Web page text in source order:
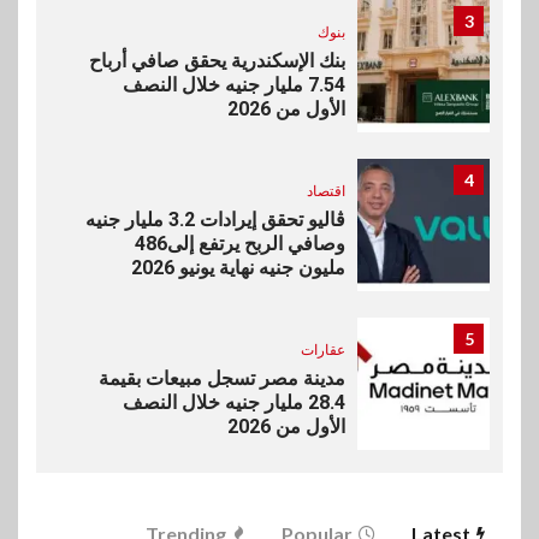
3
بنوك
بنك الإسكندرية يحقق صافي أرباح
7.54 مليار جنيه خلال النصف
الأول من 2026
4
اقتصاد
ڤاليو تحقق إيرادات 3.2 مليار جنيه
وصافي الربح يرتفع إلى486
مليون جنيه نهاية يونيو 2026
5
عقارات
مدينة مصر تسجل مبيعات بقيمة
28.4 مليار جنيه خلال النصف
الأول من 2026
Latest
Popular
Trending